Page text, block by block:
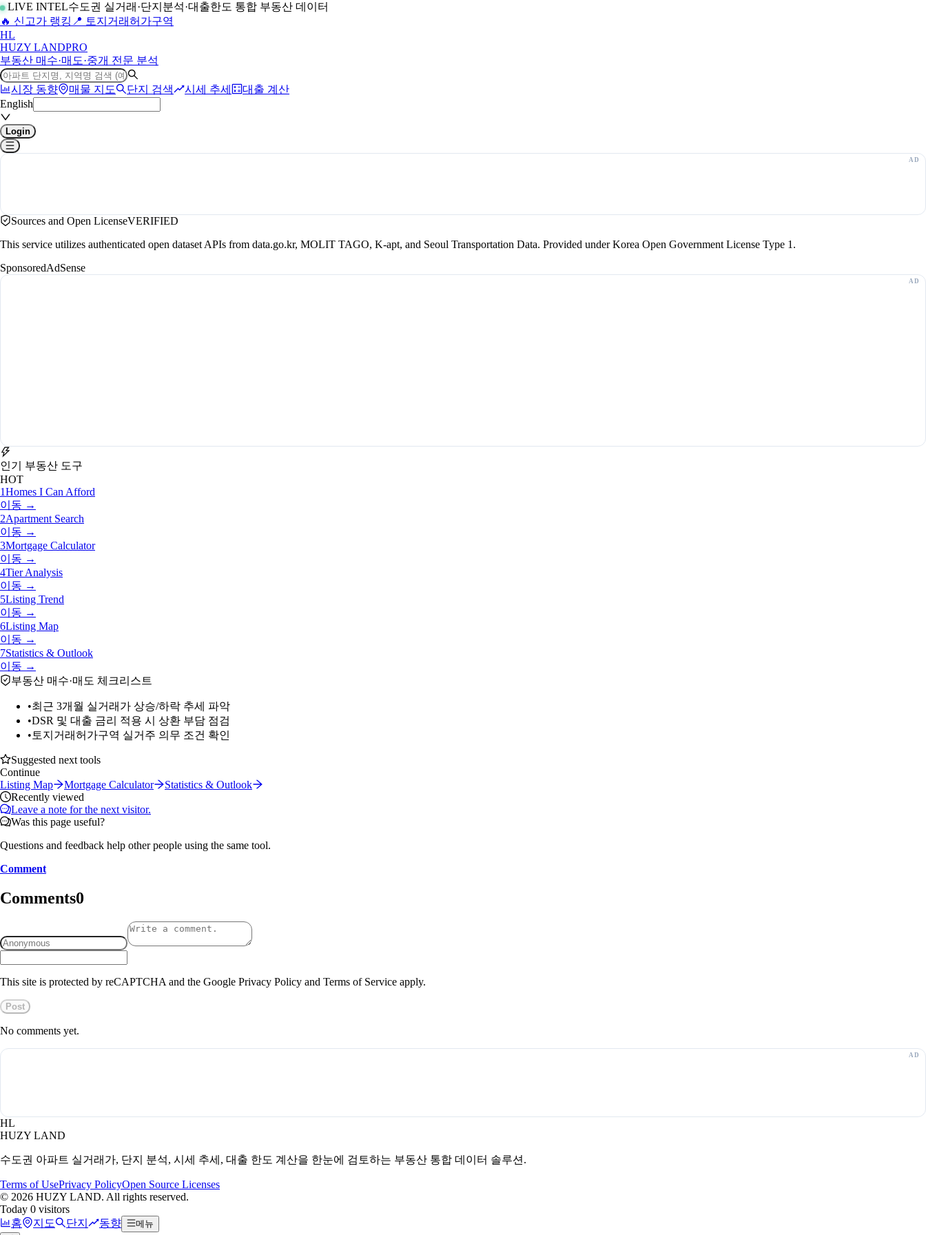
LIVE INTEL수도권 실거래·단지분석·대출한도 통합 부동산 데이터
🔥 신고가 랭킹 📍 토지거래허가구역
HL
HUZY LANDPRO
부동산 매수·매도·중개 전문 분석
시장 동향 매물 지도 단지 검색 시세 추세
대출 계산
English
Login
Sources and Open LicenseVERIFIED
This service utilizes authenticated open dataset APIs from data.go.kr, MOLIT TAGO, K-apt, and Seoul Transportation Data. Provided under Korea Open Government License Type 1.
SponsoredAdSense
인기 부동산 도구
HOT
1Homes I Can Afford
이동 →
2Apartment Search
이동 →
3Mortgage Calculator
이동 →
4Tier Analysis
이동 →
5Listing Trend
이동 →
6Listing Map
이동 →
7Statistics & Outlook
이동 →
부동산 매수·매도 체크리스트
•최근 3개월 실거래가 상승/하락 추세 파악
•DSR 및 대출 금리 적용 시 상환 부담 점검
• 토지거래허가구역 실거주 의무 조건 확인
Suggested next tools
Continue
Listing Map
Mortgage Calculator
Statistics & Outlook
Recently viewed
Leave a note for the next visitor.
Was this page useful?
Questions and feedback help other people using the same tool.
Comment
Comments0
This site is protected by reCAPTCHA and the Google Privacy Policy and Terms of Service apply.
Post
No comments yet.
HL
HUZY LAND
수도권 아파트 실거래가, 단지 분석, 시세 추세, 대출 한도 계산을 한눈에 검토하는 부동산 통합 데이터 솔루션.
Terms of UsePrivacy PolicyOpen Source Licenses
© 2026 HUZY LAND. All rights reserved.
Today 0 visitors
홈
지도 단지 동향 메뉴